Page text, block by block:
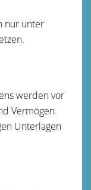
nur unter
werden vor
Vermögen
Unterlagen